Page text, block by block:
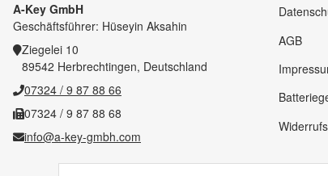
A-Key GmbH
Geschäftsführer: Hüseyin Aksahin
Ziegelei 10
89542 Herbrechtingen, Deutschland
07324 / 9 87 88 66
07324 / 9 87 88 68
info@a-key-gmbh.com
AGB